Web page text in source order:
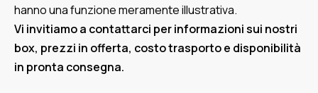
hanno una funzione meramente illustrativa.
Vi invitiamo a contattarci per informazioni sui nostri
box, prezzi in offerta, costo trasporto e disponibilità
in pronta consegna.